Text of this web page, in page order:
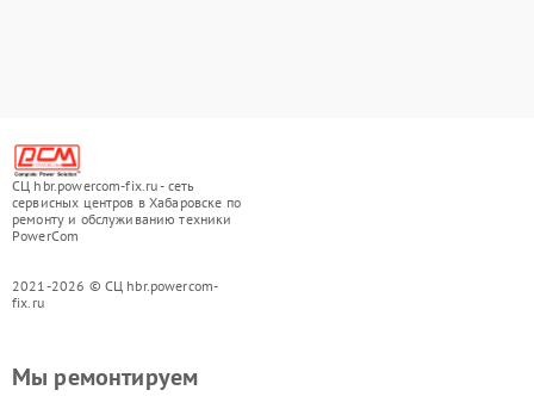
СЦ hbr.powercom-fix.ru - сеть
сервисных центров в Хабаровске по
ремонту и обслуживанию техники
PowerCom
2021-2026 © СЦ hbr.powercom-
fix.ru
Мы ремонтируем